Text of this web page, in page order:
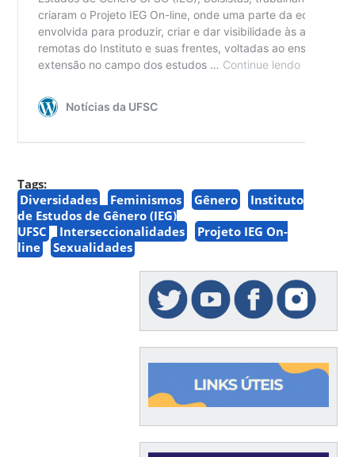
Tags:
Diversidades
Feminismos Gênero
Instituto
de Estudos de Gênero (IEG)
UFSC
Interseccionalidades
Projeto IEG On-
line
Sexualidades